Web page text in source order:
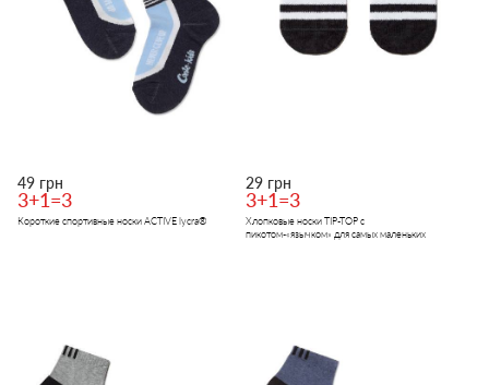
49 грн
3+1=3
Короткие спортивные носки ACTIVE lycra®
29 грн
3+1=3
Хлопковые носки TIP-TOP с
пикотом-«язычком» для самых маленьких